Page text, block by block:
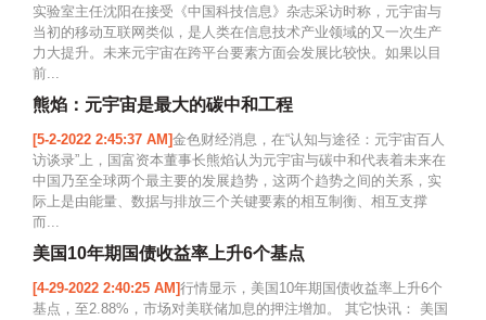
实验室主任沈阳在接受《中国科技信息》杂志采访时称，元宇宙与
当初的移动互联网类似，是人类在信息技术产业领域的又一次生产
力大提升。未来元宇宙在跨平台要素方面会发展比较快。如果以目
前...
熊焰：元宇宙是最大的碳中和工程
[5-2-2022 2:45:37 AM]金色财经消息，在“认知与途径：元宇宙百人
访谈录”上，国富资本董事长熊焰认为元宇宙与碳中和代表着未来在
中国乃至全球两个最主要的发展趋势，这两个趋势之间的关系，实
际上是由能量、数据与排放三个关键要素的相互制衡、相互支撑
而...
美国10年期国债收益率上升6个基点
[4-29-2022 2:40:25 AM]行情显示，美国10年期国债收益率上升6个
基点，至2.88%，市场对美联储加息的押注增加。 其它快讯： 美国